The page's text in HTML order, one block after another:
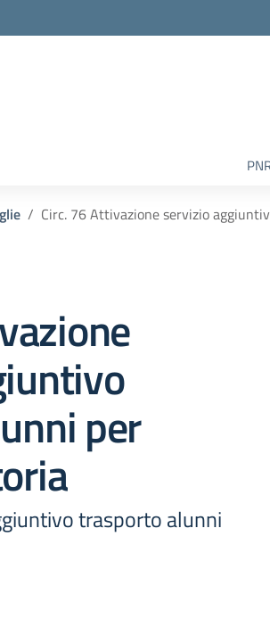
Circ. 76 Attivazione servizio
per
trasporto alunni